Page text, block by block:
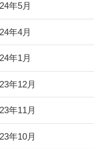
年5月
年4月
年1月
年12月
年11月
年10月